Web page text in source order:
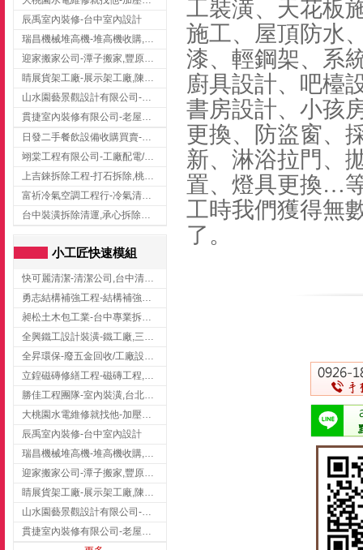
辰禹室內裝修-台中室內設計
瑞昌機械堆高機-堆高機收購,新北市堆高機,桃園堆高機
迎家搬家公司-潭子搬家,豐原搬家,大雅搬家,大甲搬家,台中推薦搬家,台中搬家
睛展貨架工廠-展示架工廠,陳列架,台中展示架工廠
山水園藝景觀設計有限公司-景觀工程,景觀設計,新竹園藝工程,新竹景觀設計
貫捷室內裝修有限公司-老屋翻新工程,台中老屋翻新工程,台中舊屋翻新
日發二手餐飲設備收購買賣-二手貨買賣,台中二手貨買賣,台中二手餐飲收購
翊棠工程有限公司-工廠配電/高雄消防機電公司
上吉錸拆除工程-打石拆除,桃園打石拆除,桃園拆除工程
富祈冷氣空調工程行-冷氣清洗,台中冷氣清洗,台中冷氣安裝,北區冷氣清洗
台中裝潢拆除清運,承心拆除清運工程-台中包月垃圾清運,台中工廠垃圾清運,北區裝潢拆除清運
小工匠快速模組
快可麗清潔-清潔公司,台中清潔公司,台中居家清潔
勇志結構補強工程-結構補強工程 ,桃園結構補強工程,龍潭結構補強工程
昶松土木包工業-台中專業拆除工程/挖土機出租
全興鐵工設計裝潢-鐵工廠,三峽鐵工廠,台北鐵工廠
全昇環保-廢五金回收/工廠設備收購/機械設備回收/高價收購廠房設備
立鍠磁磚修繕工程-磁磚工程,磁磚修補,新竹磁磚工程
勝佳工程團隊-室內裝潢,台北房屋裝修,三重室內裝修
大桃園水電維修就找他-加壓馬達,抽水馬達,桃園水電行,中壢水電
辰禹室內裝修-台中室內設計
瑞昌機械堆高機-堆高機收購,新北市堆高機,桃園堆高機
迎家搬家公司-潭子搬家,豐原搬家,大雅搬家,大甲搬家,台中推薦搬家,台中搬家
睛展貨架工廠-展示架工廠,陳列架,台中展示架工廠
山水園藝景觀設計有限公司-景觀工程,景觀設計,新竹園藝工程,新竹景觀設計
貫捷室內裝修有限公司-老屋翻新工程,台中老屋翻新工程,台中舊屋翻新
工裝潢、天花板
施工、屋頂防水
漆、輕鋼架、系
廚具設計、吧檯
書房設計、小孩
更換、防盜窗、
新、淋浴拉門、
置、燈具更換…
工時我們獲得無
了。